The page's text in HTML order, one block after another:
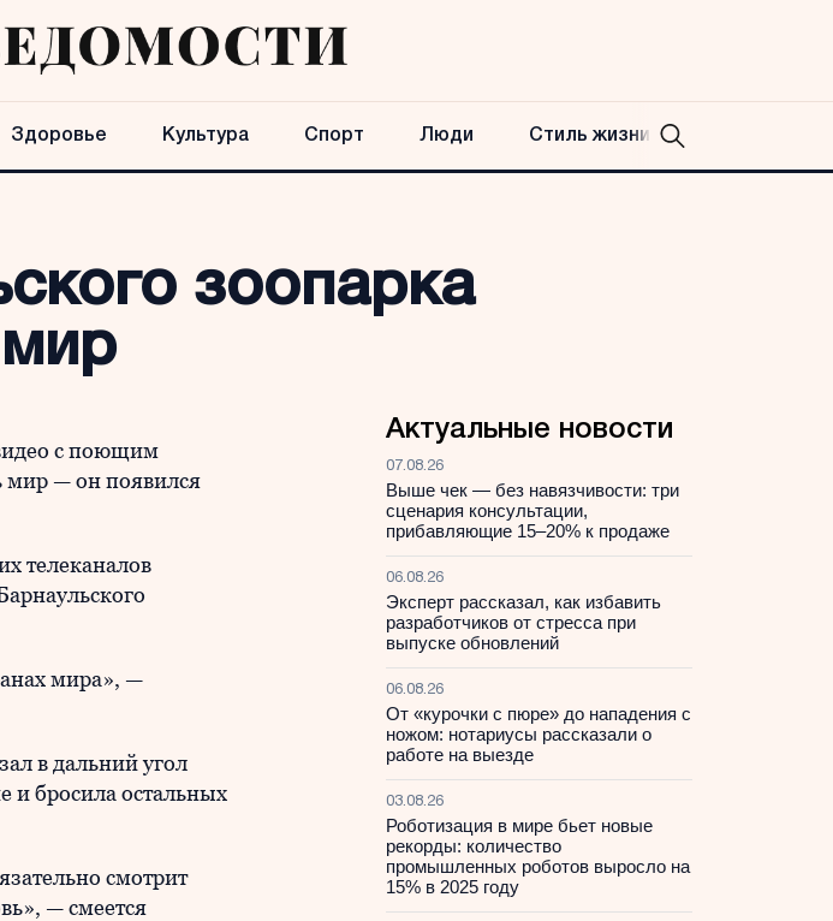
Здоровье Культура Спорт Люди Стиль жизни
зоопарка
с поющим
мир — он появился
телеканалов
мира», —
в дальний угол
и бросила остальных
смотрит
— смеется
Актуальные новости
07.08.26
Выше чек — без навязчивости: три
сценария консультации,
прибавляющие 15–20% к продаже
06.08.26
Эксперт рассказал, как избавить
разработчиков от стресса при
выпуске обновлений
06.08.26
От «курочки с пюре» до нападения с
ножом: нотариусы рассказали о
работе на выезде
03.08.26
Роботизация в мире бьет новые
рекорды: количество
промышленных роботов выросло на
15% в 2025 году